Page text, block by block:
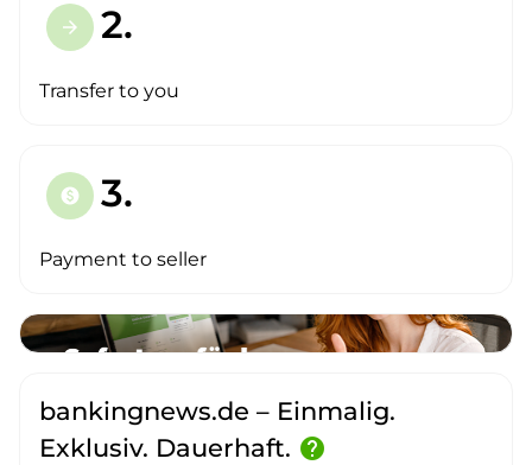
arrow_forward 2.
Transfer to you
paid 3.
Payment to seller
bankingnews.de – Einmalig.
Exklusiv. Dauerhaft. help